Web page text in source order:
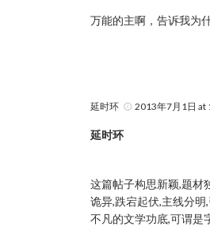
万能的主啊，告诉我为
延时环 2013年7月1日 at
延时环
这篇帖子构思新颖,题材
诡异,跌宕起伏,主线分
不凡的文学功底,可谓是